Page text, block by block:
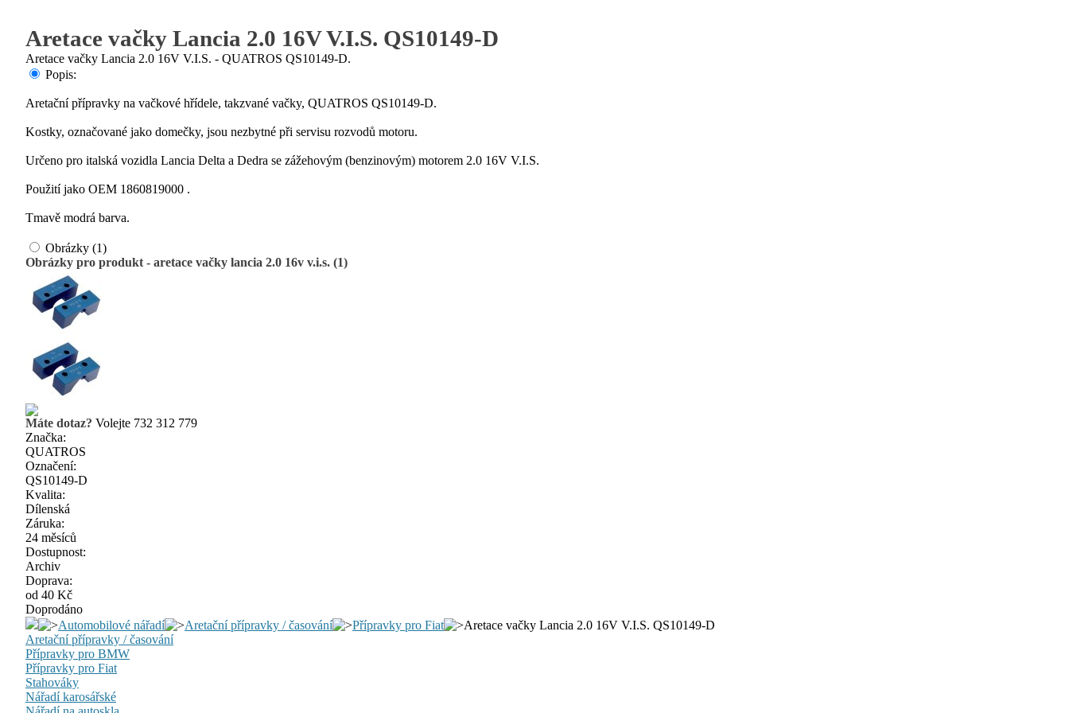
Aretace vačky Lancia 2.0 16V V.I.S. QS10149-D
Aretace vačky Lancia 2.0 16V V.I.S. - QUATROS QS10149-D.
Popis:
Aretační přípravky na vačkové hřídele, takzvané vačky, QUATROS QS10149-D.
Kostky, označované jako domečky, jsou nezbytné při servisu rozvodů motoru.
Určeno pro italská vozidla Lancia Delta a Dedra se zážehovým (benzinovým) motorem 2.0 16V V.I.S.
Použití jako OEM 1860819000 .
Tmavě modrá barva.
Obrázky (1)
Obrázky pro produkt - aretace vačky lancia 2.0 16v v.i.s. (1)
Máte dotaz? Volejte 732 312 779
Značka:
QUATROS
Označení:
QS10149-D
Kvalita:
Dílenská
Záruka:
24 měsíců
Dostupnost:
Archiv
Doprava:
od 40 Kč
Doprodáno
Automobilové nářadí
Aretační přípravky / časování Přípravky pro Fiat
Aretace vačky Lancia 2.0 16V V.I.S. QS10149-D
Aretační přípravky / časování
Přípravky pro BMW
Přípravky pro Fiat
Stahováky
Nářadí karosářské